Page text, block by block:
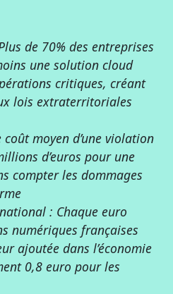
de 70% des entreprises
une solution cloud
critiques, créant
lois extraterritoriales
moyen d’une violation
d’euros pour une
compter les dommages
: Chaque euro
numériques françaises
ajoutée dans l’économie
0,8 euro pour les